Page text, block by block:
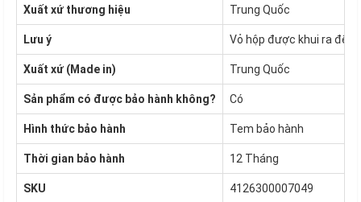
Xuất xứ thương hiệu Trung Quốc
Lưu ý Vỏ hộp được khui ra để
Xuất xứ (Made in) Trung Quốc
Sản phẩm có được bảo hành không? Có
Hình thức bảo hành Tem bảo hành
Thời gian bảo hành 12 Tháng
SKU 4126300007049